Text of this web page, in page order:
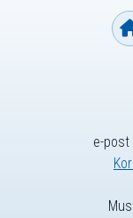
e-post